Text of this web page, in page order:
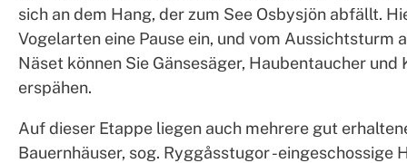
sich an dem Hang, der zum See Osbysjön abfällt.
Vogelarten eine Pause ein, und vom Aussichtsturm
Näset können Sie Gänsesäger, Haubentaucher und
erspähen.
Auf dieser Etappe liegen auch mehrere gut
Bauernhäuser, sog. Ryggåsstugor -eingeschossige